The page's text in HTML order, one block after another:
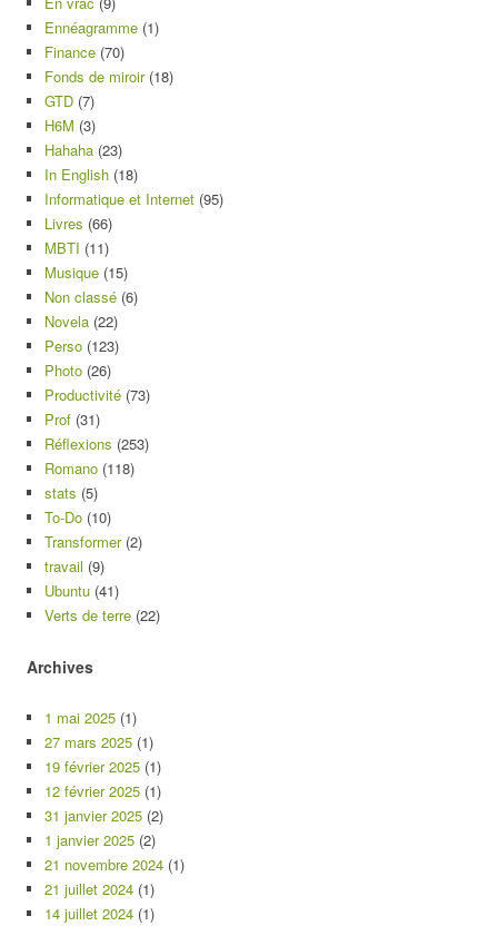
Ennéagramme (1)
Finance (70)
Fonds de miroir(18)
GTD (7)
H6M (3)
Hahaha (23)
In English (18)
Informatique et Internet (95)
Livres (66)
MBTI (11)
Musique (15)
Non classé (6)
Novela (22)
Perso (123)
Photo (26)
Productivité (73)
Prof (31)
Réflexions (253)
Romano (118)
stats (5)
To-Do (10)
Transformer(2)
travail (9)
Ubuntu (41)
Verts de terre (22)
Archives
1 mai 2025 (1)
27 mars 2025 (1)
19 février 2025 (1)
12 février 2025 (1)
31 janvier 2025 (2)
1 janvier 2025 (2)
21 novembre 2024 (1)
21 juillet 2024 (1)
14 juillet 2024 (1)